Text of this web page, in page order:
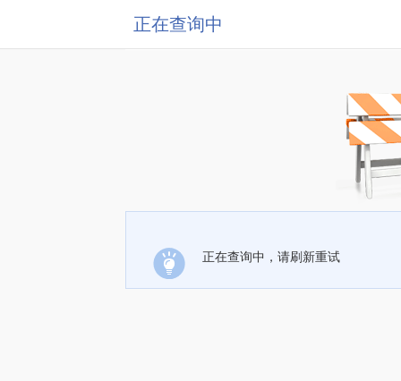
正在查询中
正在查询中，请刷新重试